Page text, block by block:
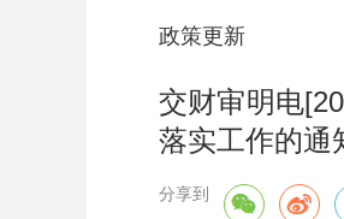
政策更新
交财审明电
落实工作的通
分享到